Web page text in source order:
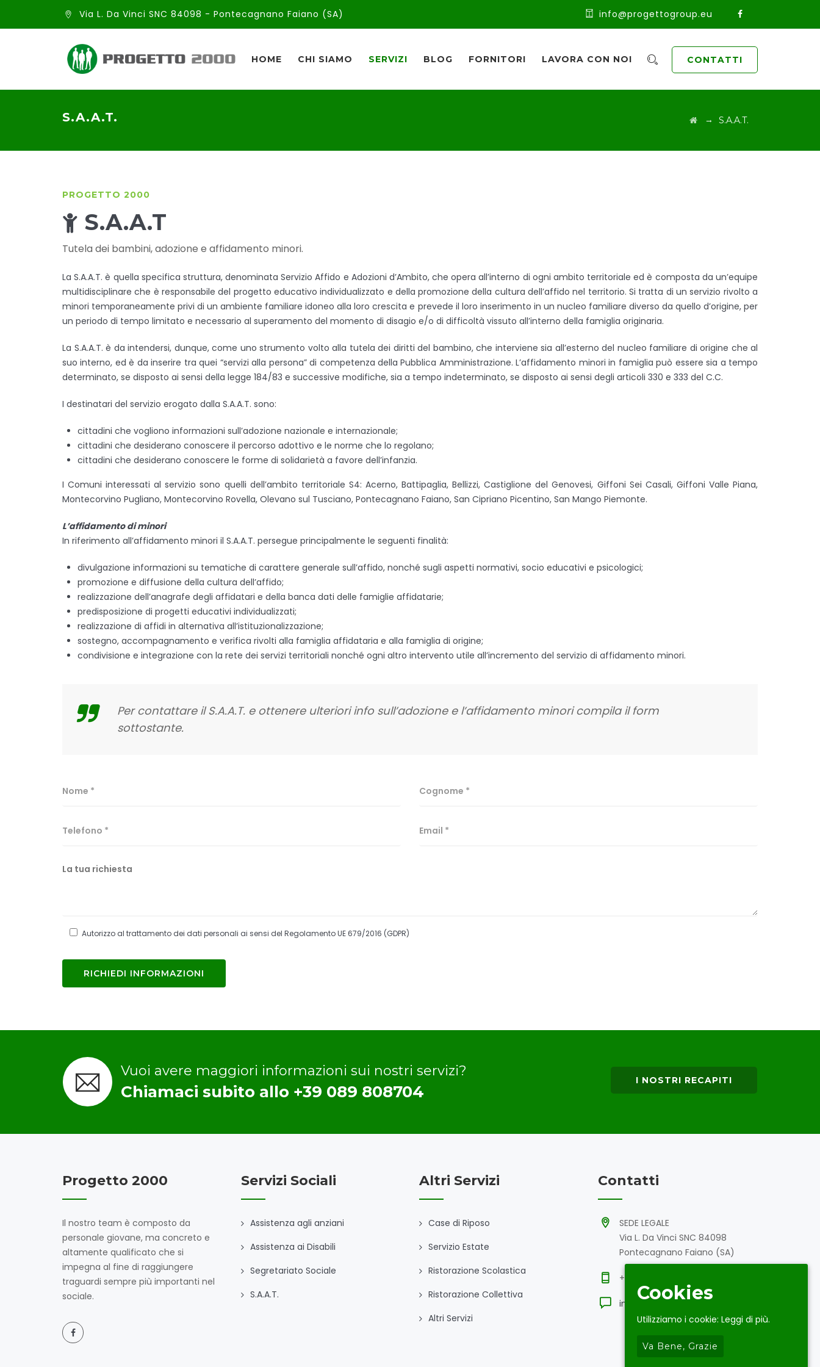
Via L. Da Vinci SNC 84098 - Pontecagnano Faiano (SA) info@progettogroup.eu
CONTATTI
HOME CHI SIAMO SERVIZI BLOG FORNITORI LAVORA CON NOI
S.A.A.T. → S.A.A.T.
PROGETTO 2000
S.A.A.T
Tutela dei bambini, adozione e affidamento minori.
La S.A.A.T. è quella specifica struttura, denominata Servizio Affido e Adozioni d’Ambito, che opera all’interno di ogni ambito territoriale ed è composta da un’equipe
multidisciplinare che è responsabile del progetto educativo individualizzato e della promozione della cultura dell’affido nel territorio. Si tratta di un servizio rivolto a
minori temporaneamente privi di un ambiente familiare idoneo alla loro crescita e prevede il loro inserimento in un nucleo familiare diverso da quello d’origine, per
un periodo di tempo limitato e necessario al superamento del momento di disagio e/o di difficoltà vissuto all’interno della famiglia originaria.
La S.A.A.T. è da intendersi, dunque, come uno strumento volto alla tutela dei diritti del bambino, che interviene sia all’esterno del nucleo familiare di origine che al
suo interno, ed è da inserire tra quei “servizi alla persona” di competenza della Pubblica Amministrazione. L’affidamento minori in famiglia può essere sia a tempo
determinato, se disposto ai sensi della legge 184/83 e successive modifiche, sia a tempo indeterminato, se disposto ai sensi degli articoli 330 e 333 del C.C.
I destinatari del servizio erogato dalla S.A.A.T. sono:
cittadini che vogliono informazioni sull’adozione nazionale e internazionale;
cittadini che desiderano conoscere il percorso adottivo e le norme che lo regolano;
cittadini che desiderano conoscere le forme di solidarietà a favore dell’infanzia.
I Comuni interessati al servizio sono quelli dell’ambito territoriale S4: Acerno, Battipaglia, Bellizzi, Castiglione del Genovesi, Giffoni Sei Casali, Giffoni Valle Piana,
Montecorvino Pugliano, Montecorvino Rovella, Olevano sul Tusciano, Pontecagnano Faiano, San Cipriano Picentino, San Mango Piemonte.
L’affidamento di minori
In riferimento all’affidamento minori il S.A.A.T. persegue principalmente le seguenti finalità:
divulgazione informazioni su tematiche di carattere generale sull’affido, nonché sugli aspetti normativi, socio educativi e psicologici;
promozione e diffusione della cultura dell’affido;
realizzazione dell’anagrafe degli affidatari e della banca dati delle famiglie affidatarie;
predisposizione di progetti educativi individualizzati;
realizzazione di affidi in alternativa all’istituzionalizzazione;
sostegno, accompagnamento e verifica rivolti alla famiglia affidataria e alla famiglia di origine;
condivisione e integrazione con la rete dei servizi territoriali nonché ogni altro intervento utile all’incremento del servizio di affidamento minori.
Per contattare il S.A.A.T. e ottenere ulteriori info sull’adozione e l’affidamento minori compila il form
sottostante.
Autorizzo al trattamento dei dati personali ai sensi del Regolamento UE 679/2016 (GDPR)
Vuoi avere maggiori informazioni sui nostri servizi?
Chiamaci subito allo +39 089 808704
I NOSTRI RECAPITI
Progetto 2000
Il nostro team è composto da
personale giovane, ma concreto e
altamente qualificato che si
impegna al fine di raggiungere
traguardi sempre più importanti nel
sociale.
Servizi Sociali
Assistenza agli anziani
Assistenza ai Disabili
Segretariato Sociale
S.A.A.T.
Altri Servizi
Case di Riposo
Servizio Estate
Ristorazione Scolastica
Ristorazione Collettiva
Altri Servizi
Contatti
SEDE LEGALE
Via L. Da Vinci SNC 84098
Pontecagnano Faiano (SA)
+39 089 808704
info@progettogroup.eu
Cookies
Utilizziamo i cookie: Leggi di più.
Va Bene, Grazie